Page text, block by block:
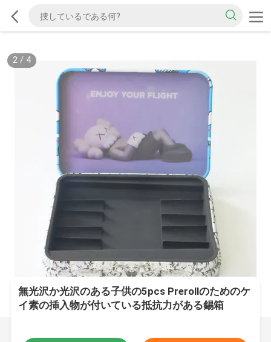
2/ 4
無光沢か光沢のある子供の5pcs Prerollのためのケ
イ素の挿入物が付いている抵抗力がある錫箱